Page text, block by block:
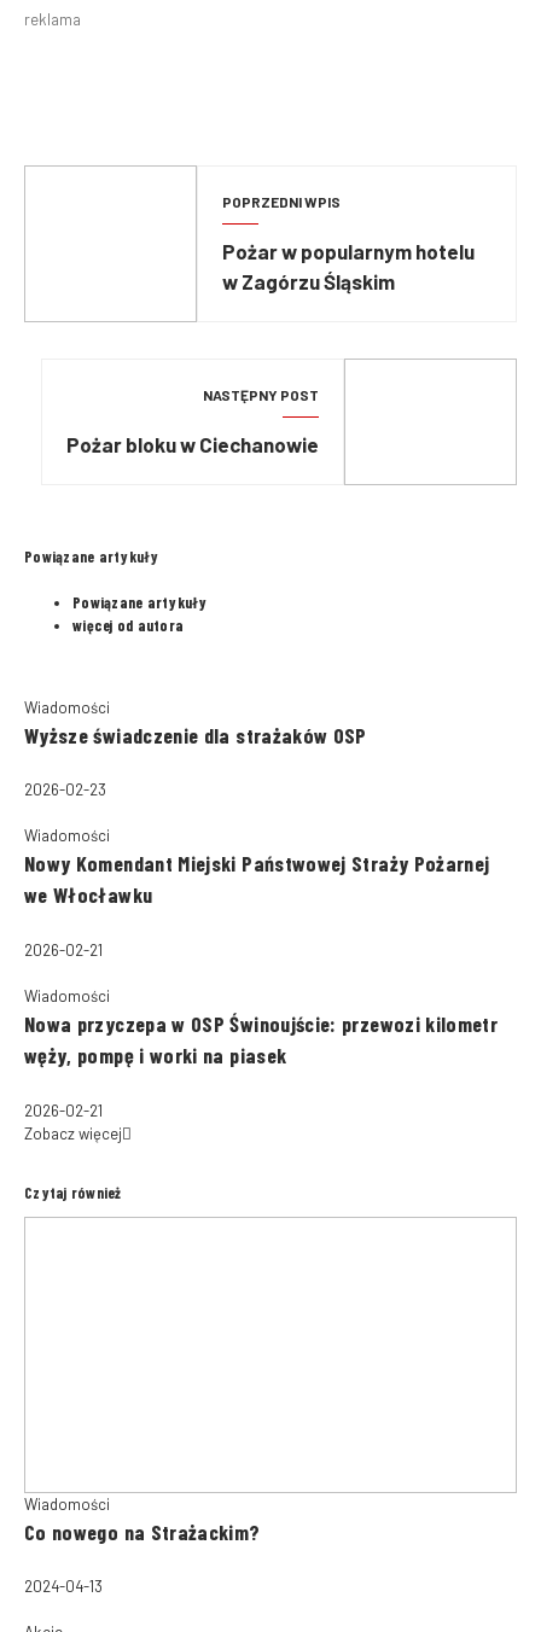
reklama
POPRZEDNI WPIS
Pożar w popularnym hotelu
w Zagórzu Śląskim
NASTĘPNY POST
Pożar bloku w Ciechanowie
Powiązane artykuły
Powiązane artykuły
więcej od autora
Wiadomości
Wyższe świadczenie dla strażaków OSP
2026-02-23
Wiadomości
Nowy Komendant Miejski Państwowej Straży Pożarnej
we Włocławku
2026-02-21
Wiadomości
Nowa przyczepa w OSP Świnoujście: przewozi kilometr
węży, pompę i worki na piasek
2026-02-21
Zobacz więcej
Czytaj również
Wiadomości
Co nowego na Strażackim?
2024-04-13